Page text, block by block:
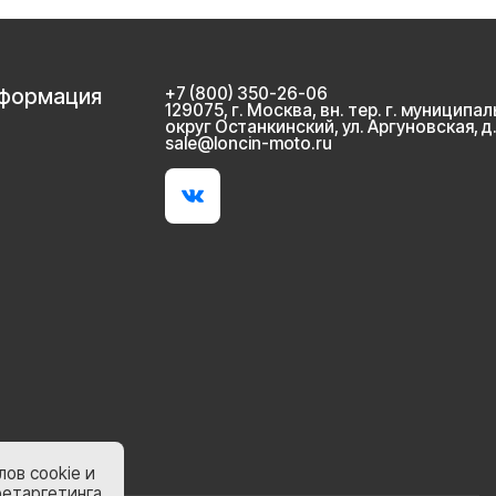
+7 (800) 350-26-06
129075, г. Москва, вн. тер. г.
округ Останкинский, ул. Аргуновская,
sale@loncin-moto.ru
cookie и